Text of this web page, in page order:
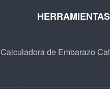
Calculadora de Embarazo